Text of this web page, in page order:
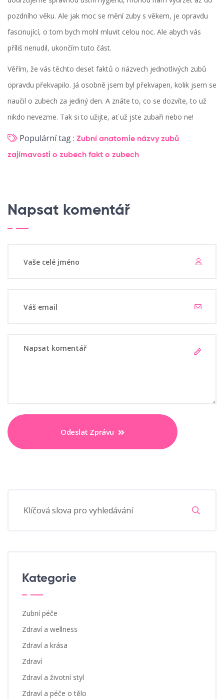
pozdního věku. Ale jak moc se mění zuby s věkem, je opravdu
fascinující, o tom bych mohl mluvit celou noc. Ale abych vás
příliš nenudil, ukončím tuto část.
Věřím, že vás těchto deset faktů o názvech jednotlivých zubů
opravdu překvapilo. Já osobně jsem byl překvapen, kolik jsem se
naučil o zubech za jediný den. A znáte to, co se dozvíte, to už
nikdo nevezme. Tak si to užijte, ať už jste zubaři nebo ne!
Populární tag : Zubní anatomie názvy zubů
zajímavosti o zubech fakt o zubech
Napsat komentář
Odeslat Zprávu
Kategorie
Zubní péče
Zdraví a wellness
Zdraví a krása
Zdraví
Zdraví a životní styl
Zdraví a péče o tělo